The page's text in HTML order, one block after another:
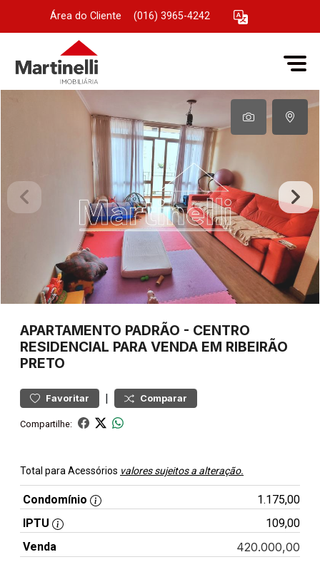
Área do Cliente (016) 3965-4242
APARTAMENTO PADRÃO - CENTRO
RESIDENCIAL PARA VENDA EM RIBEIRÃO
PRETO
Favoritar | Comparar
Compartilhe:
Total para Acessórios valores sujeitos a alteração.
Condomínio
1.175,00
IPTU
109,00
Venda
420.000,00